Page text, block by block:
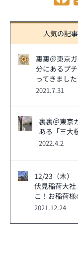
人気の記事
裏裏＠東京
分にあるプ
ってきました
2021.7.31
裏裏＠東京
ある「三大
2022.4.2
12/23（木）
伏見稲荷大
こ！お稲荷
2021.12.24